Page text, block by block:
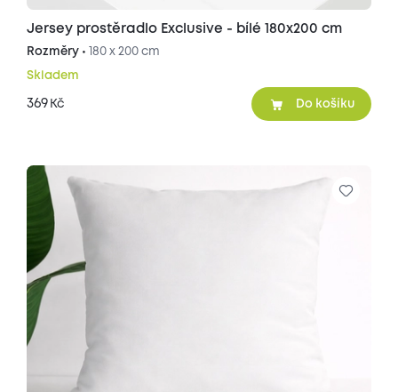
Jersey prostěradlo Exclusive - bílé 180x200 cm
Rozměry • 180 x 200 cm
Skladem
369 Kč Do košíku